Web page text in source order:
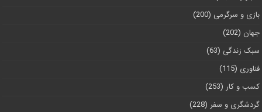
بازی و سرگرمی (200)
جهان (202)
سبک زندگی (63)
فناوری (115)
کسب و کار (253)
گردشگری و سفر (228)